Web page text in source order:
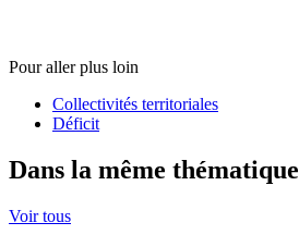
Pour aller plus loin
Collectivités territoriales
Déficit
Dans la même thématique
Voir tous